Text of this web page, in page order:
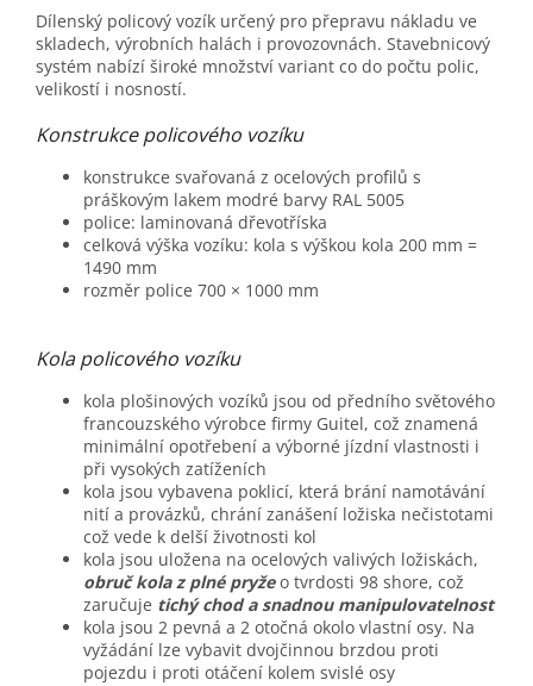
Dílenský policový vozík určený pro přepravu nákladu ve
skladech, výrobních halách i provozovnách. Stavebnicový
systém nabízí široké množství variant co do počtu polic,
velikostí i nosností.
Konstrukce policového vozíku
konstrukce svařovaná z ocelových profilů s
práškovým lakem modré barvy RAL 5005
police: laminovaná dřevotříska
celková výška vozíku: kola s výškou kola 200 mm =
1490 mm
rozměr police 700 × 1000 mm
Kola policového vozíku
kola plošinových vozíků jsou od předního světového
francouzského výrobce firmy Guitel, což znamená
minimální opotřebení a výborné jízdní vlastnosti i
při vysokých zatíženích
kola jsou vybavena poklicí, která brání namotávání
nití a provázků, chrání zanášení ložiska nečistotami
což vede k delší životnosti kol
kola jsou uložena na ocelových valivých ložiskách,
obruč kola z plné pryžeo tvrdosti 98 shore, což
zaručuje tichý chod a snadnou manipulovatelnost
kola jsou 2 pevná a 2 otočná okolo vlastní osy. Na
vyžádání lze vybavit dvojčinnou brzdou proti
pojezdu i proti otáčení kolem svislé osy